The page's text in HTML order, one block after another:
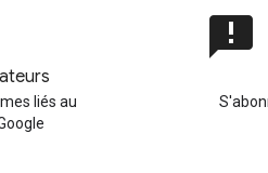
liés au
announcement